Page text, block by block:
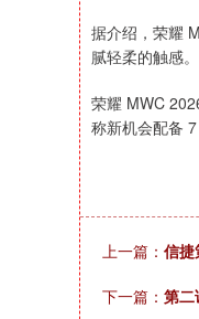
据介绍，荣耀
腻轻柔的触感
荣耀 MWC
称新机会配备
上一篇： 信捷
下一篇： 第二